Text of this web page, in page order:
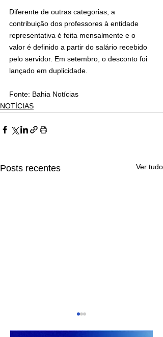
Diferente de outras categorias, a
contribuição dos professores à entidade
representativa é feita mensalmente e o
valor é definido a partir do salário recebido
pelo servidor. Em setembro, o desconto foi
lançado em duplicidade.
Fonte: Bahia Notícias
NOTÍCIAS
Posts recentes Ver tudo